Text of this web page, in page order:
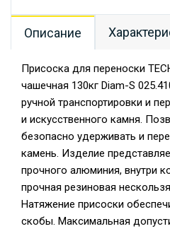
Описание
Присоска для переноски
чашечная 130кг Diam-S
ручной транспортировки и
и искусственного камня.
безопасно удерживать и
камень. Изделие
прочного алюминия, внутри
прочная резиновая
Натяжение присоски
скобы. Максимальная